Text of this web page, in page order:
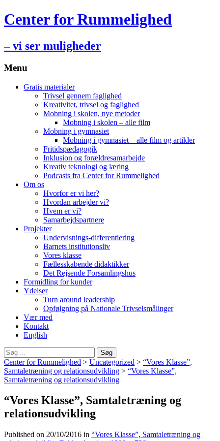
Center for Rummelighed
– vi ser muligheder
Menu
Hop
Gratis materialer
Trivsel gennem faglighed
Kreativitet, trivsel og faglighed
Mobning i skolen, nye metoder
Mobning i skolen – alle film
Mobning i gymnasiet
Mobning i gymnasiet – alle film og artikler
Fritidspædagogik
Inklusion og forældresamarbejde
Kreativ teknologi og læring
Podcasts fra Center for Rummelighed
Om os
Hvorfor er vi her?
Hvordan arbejder vi?
Hvem er vi?
Samarbejdspartnere
Projekter
Undervisnings-differentiering
Barnets institutionsliv
Vores klasse
Fællesskabende didaktikker
Det Rejsende Forsamlingshus
Formidling for kunder
Ydelser
Turn around leadership
Opfølgning på Nationale Trivselsmålinger
Vær med
Kontakt
English
Søg
efter:
Center for Rummelighed > Uncategorized > “Vores Klasse”,
Samtaletræning og relationsudvikling > “Vores Klasse”,
Samtaletræning og relationsudvikling
“Vores Klasse”, Samtaletræning og
relationsudvikling
Published on 20/10/2016 in “Vores Klasse”, Samtaletræning og